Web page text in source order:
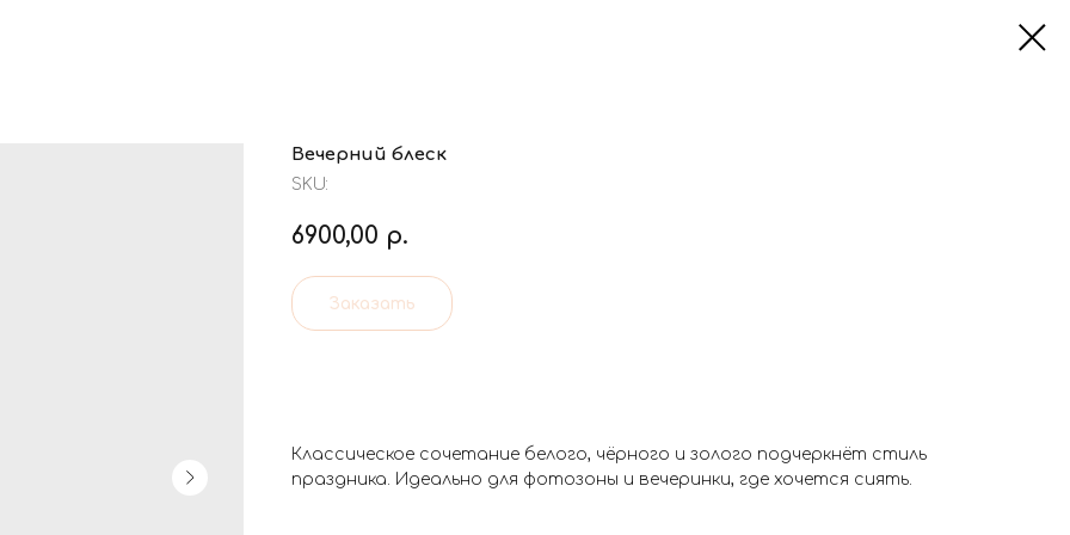
Вечерний блеск
SKU:
6900,00 р.
Заказать
Классическое сочетание белого, чёрного и золого подчеркнёт стиль
праздника. Идеально для фотозоны и вечеринки, где хочется сиять.